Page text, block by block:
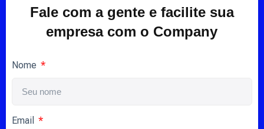
Fale com a gente e facilite sua
empresa com o Company
Nome
Email